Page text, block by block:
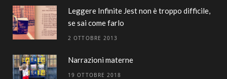
Leggere Infinite Jest non è troppo difficile,
se sai come farlo
2 OTTOBRE 2013
Narrazioni materne
19 OTTOBRE 2018